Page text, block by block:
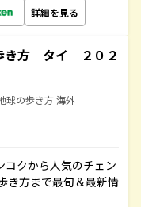
詳細を見る
き方 タイ ２０２
球の歩き方 海外
クから人気のチェン
き方まで最旬＆最新情